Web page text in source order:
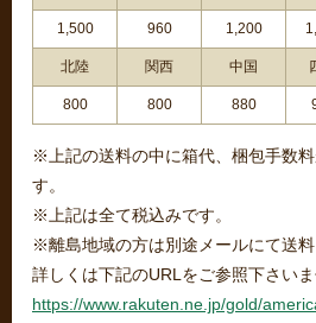
1,500 960 1,200
北陸 関西 中国
800 800 880
※上記の送料の中に箱代、梱包手数
す。
※上記は全て税込みです。
※離島地域の方は別途メールにて送料
詳しくは下記のURLをご参照下さいま
https://www.rakuten.ne.jp/gold/